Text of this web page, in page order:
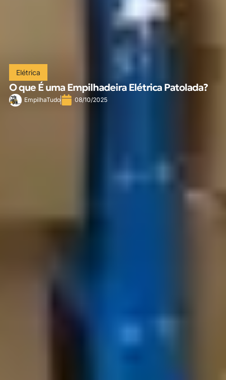
Elétrica
O que É uma Empilhadeira Elétrica Patolada?
EmpilhaTudo 08/10/2025